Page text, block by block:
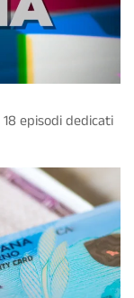
episodi dedicati